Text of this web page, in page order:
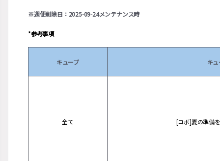
※週便削除日：2025-09-24メンテナンス時
*参考事項
キューブ キ
全て [コボ]夏の準備